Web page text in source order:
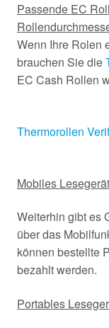
Passende EC
Wenn Ihre Rolen
brauchen Sie die
EC Cash Rollen
Thermorollen
Mobiles Lesegerät
Weiterhin gibt es
über das
können bestellte
bezahlt werden.
Portables